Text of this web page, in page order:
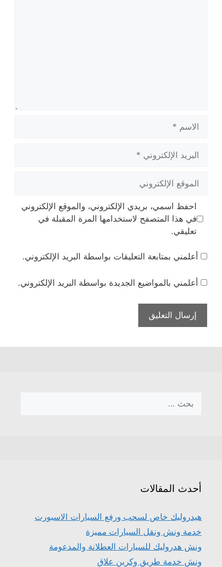
الاسم
البريد
الإلكتروني
الموقع
الإلكتروني
احفظ اسمي، بريدي الإلكتروني، والموقع الإلكتروني
في هذا المتصفح لاستخدامها المرة المقبلة في
تعليقي.
أعلمني بمتابعة التعليقات بواسطة البريد الإلكتروني.
أعلمني بالمواضيع الجديدة بواسطة البريد الإلكتروني.
عن:
أحدث المقالات
هيدروليك خاص لسحب ورفع السيارات الاسبورت
خدمة ونش ونقل السيارات مميزة
ونش هدروليك للسيارات العطلانة والمدعومة
ونش خدمة طريق وكرين علاق